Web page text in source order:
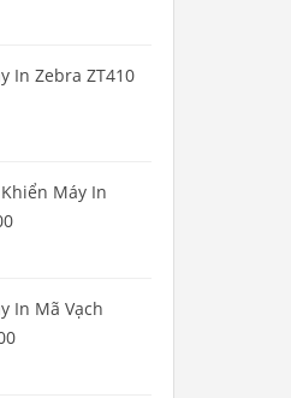
In Zebra ZT410
Máy In
In Mã Vạch